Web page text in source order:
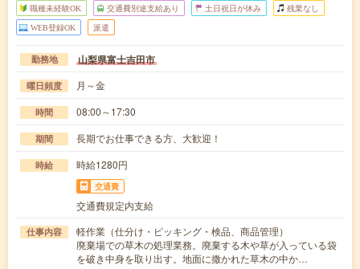
職種未経験OK 交通費別途支給あり 土日祝日が休み 残業なし
WEB登録OK 派遣
勤務地 山梨県富士吉田市
曜日頻度 月～金
時間 08:00～17:30
期間 長期でお仕事できる方、大歓迎！
時給 時給1280円
交通費
交通費規定内支給
仕事内容
軽作業（仕分け・ピッキング・検品、商品管理）
廃棄場での草木の処理業務。廃棄する木や草が入っている袋
を破き中身を取り出す。地面に撒かれた草木の中か…